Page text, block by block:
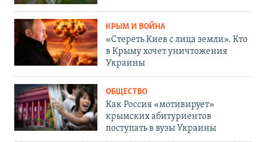
КРЫМ И ВОЙНА
«Стереть Киев с лица земли». Кто
в Крыму хочет уничтожения
Украины
ОБЩЕСТВО
Как Россия «мотивирует»
крымских абитуриентов
поступать в вузы Украины